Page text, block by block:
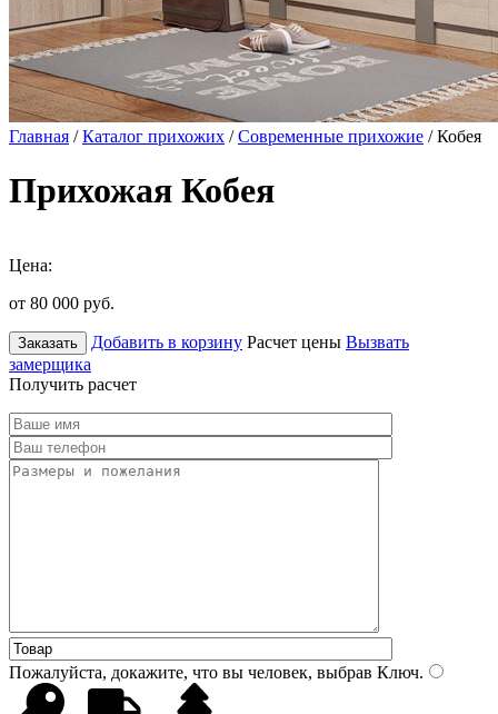
Главная /Каталог прихожих /Современные прихожие / Кобея
Прихожая Кобея
Цена:
от 80 000 руб.
Заказать Добавить в корзину Расчет цены Вызвать
замерщика
Получить расчет
Пожалуйста, докажите, что вы человек, выбрав Ключ.